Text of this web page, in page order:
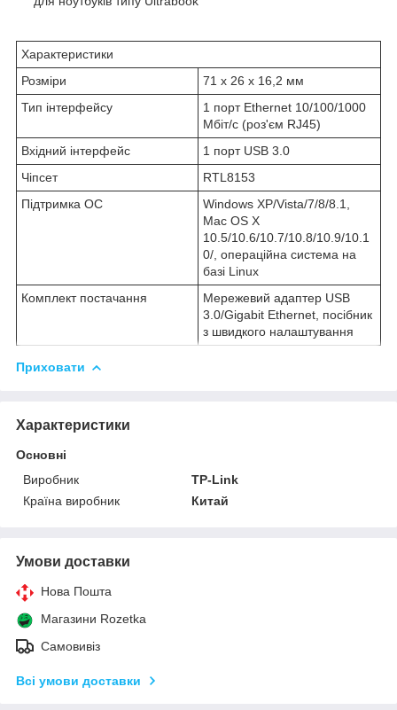
Характеристики
Розміри
71 x 26 x 16,2 мм
Тип інтерфейсу
1 порт Ethernet 10/100/1000
Мбіт/с (роз'єм RJ45)
Вхідний інтерфейс
1 порт USB 3.0
Чіпсет
RTL8153
Підтримка OC
Windows XP/Vista/7/8/8.1,
Mac OS X
10.5/10.6/10.7/10.8/10.9/10.1
0/, операційна система на
базі Linux
Комплект постачання
Мережевий адаптер USB
3.0/Gigabit Ethernet, посібник
з швидкого налаштування
Приховати
Характеристики
Основні
Виробник
TP-Link
Країна виробник
Китай
Умови доставки
Нова Пошта
Магазини Rozetka
Самовивіз
Всі умови доставки